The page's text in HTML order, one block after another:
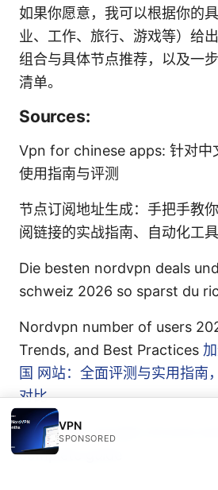
如果你愿意，我可以根据你的
业、工作、旅行、游戏等）给
组合与具体节点推荐，以及一
清单。
Sources:
Vpn for chinese apps: 针对中
使用指南与评测
节点订阅地址生成：手把手教
阅链接的实战指南、自动化工
Die besten nordvpn deals
schweiz 2026 so sparst du
Nordvpn number of users
Trends, and Best Practices
国 网站：全面评测与实用指南
对比
Urban vpn google chrome
complete guide
VPN
SPONSORED